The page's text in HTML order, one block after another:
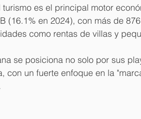
turismo es el principal motor
(16.1% en 2024), con más de
como rentas de villas y
se posiciona no solo por sus
con un fuerte enfoque en la